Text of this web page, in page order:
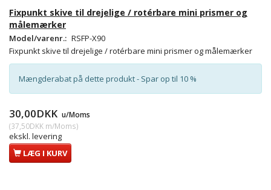
Fixpunkt skive til drejelige / rotérbare mini prismer og
målemærker
Model/varenr.: RSFP-X90
Fixpunkt skive til drejelige / rotérbare mini prismer og målemærker
Mængderabat på dette produkt - Spar op til 10 %
30,00DKK u/Moms
(37,50DKK m/Moms)
ekskl. levering
LÆG I KURV